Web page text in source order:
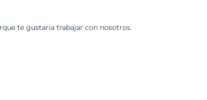
te gustaría trabajar con nosotros.